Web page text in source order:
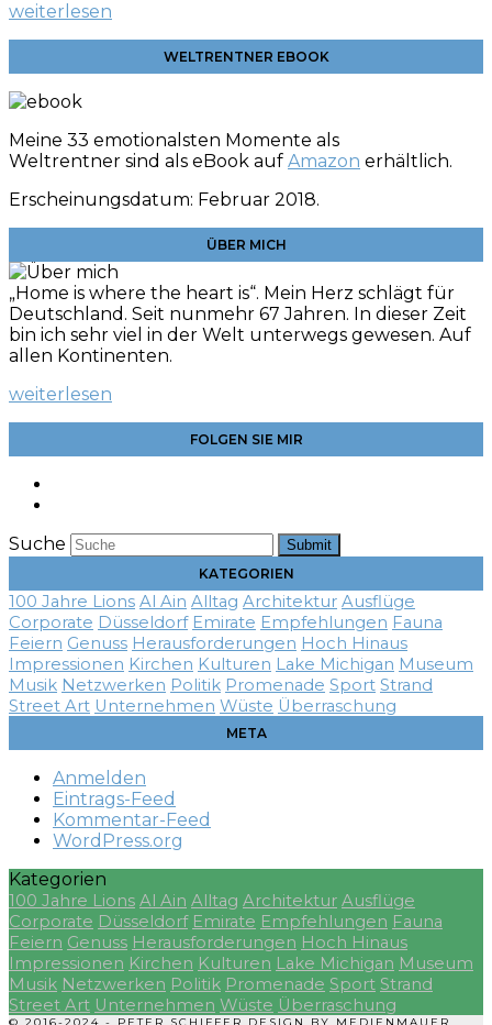
weiterlesen
WELTRENTNER EBOOK
Meine 33 emotionalsten Momente als
Weltrentner sind als eBook auf Amazon erhältlich.
Erscheinungsdatum: Februar 2018.
ÜBER MICH
„Home is where the heart is“. Mein Herz schlägt für
Deutschland. Seit nunmehr 67 Jahren. In dieser Zeit
bin ich sehr viel in der Welt unterwegs gewesen. Auf
allen Kontinenten.
weiterlesen
FOLGEN SIE MIR
Suche
Submit
KATEGORIEN
100 Jahre Lions Al Ain Alltag Architektur Ausflüge
Corporate Düsseldorf Emirate Empfehlungen Fauna
Feiern Genuss Herausforderungen Hoch Hinaus
Impressionen Kirchen Kulturen Lake Michigan Museum
Musik Netzwerken Politik Promenade Sport Strand
Street Art Unternehmen Wüste Überraschung
META
Anmelden
Eintrags-Feed
Kommentar-Feed
WordPress.org
Kategorien
100 Jahre Lions Al Ain Alltag Architektur Ausflüge
Corporate Düsseldorf Emirate Empfehlungen Fauna
Feiern Genuss Herausforderungen Hoch Hinaus
Impressionen Kirchen Kulturen Lake Michigan Museum
Musik Netzwerken Politik Promenade Sport Strand
Street Art Unternehmen Wüste Überraschung